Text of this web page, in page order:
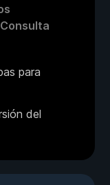
para
del